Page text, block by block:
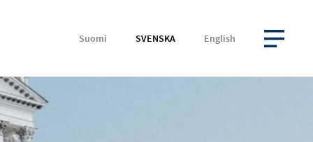
Suomi SVENSKA English
ÖPPNA MENYN